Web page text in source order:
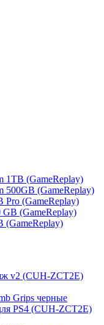
1TB (GameReplay)
500GB (GameReplay)
Pro (GameReplay)
GB (GameReplay)
(GameReplay)
v2 (CUH-ZCT2E)
Grips черные
PS4 (CUH-ZCT2E)